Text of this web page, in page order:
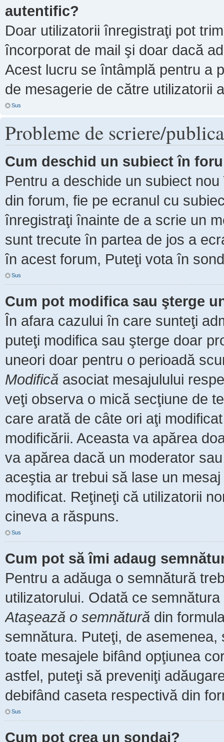
autentific?
Doar utilizatorii înregistraţi pot
încorporat de mail şi doar dacă
Acest lucru se întâmplă pentru a
de mesagerie de către utilizatorii
Sus
Probleme de scriere/
Cum deschid un subiect în
Pentru a deschide un subiect
din forum, fie pe ecranul cu
înregistraţi înainte de a scrie un
sunt trecute în partea de jos a
în acest forum, Puteţi vota în
Sus
Cum pot modifica sau şterge
În afara cazului în care sunteţi
puteţi modifica sau şterge doar
uneori doar pentru o perioadă
Modifică asociat mesajulului
veţi observa o mică secţiune de
care arată de câte ori aţi
modificării. Aceasta va apărea
va apărea dacă un moderator
aceştia ar trebui să lase un
modificat. Reţineţi că utilizatorii
cineva a răspuns.
Sus
Cum pot să îmi adaug
Pentru a adăuga o semnătură
utilizatorului. Odată ce
Ataşează o semnătură din
semnătura. Puteţi, de
toate mesajele bifând opţiunea
astfel, puteţi să preveniţi
debifând caseta respectivă din
Sus
Cum pot crea un sondaj?